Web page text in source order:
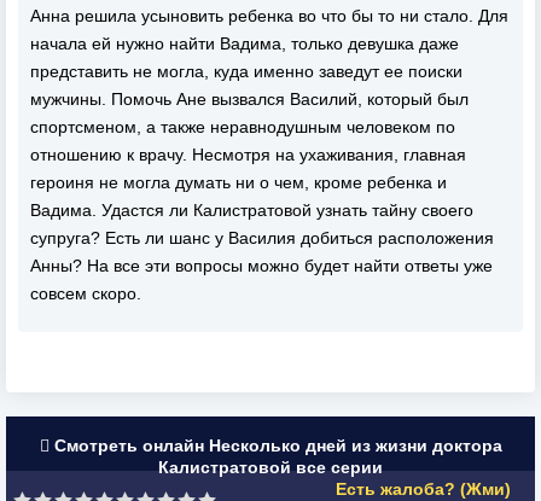
Анна решила усыновить ребенка во что бы то ни стало. Для
начала ей нужно найти Вадима, только девушка даже
представить не могла, куда именно заведут ее поиски
мужчины. Помочь Ане вызвался Василий, который был
спортсменом, а также неравнодушным человеком по
отношению к врачу. Несмотря на ухаживания, главная
героиня не могла думать ни о чем, кроме ребенка и
Вадима. Удастся ли Калистратовой узнать тайну своего
супруга? Есть ли шанс у Василия добиться расположения
Анны? На все эти вопросы можно будет найти ответы уже
совсем скоро.
Смотреть онлайн Несколько дней из жизни доктора
Калистратовой все серии
Есть жалоба? (Жми)